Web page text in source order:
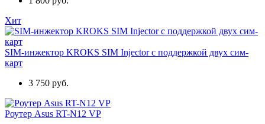
Хит
SIM-инжектор KROKS SIM Injector с поддержкой двух сим-
карт
3 750 руб.
Роутер Asus RT-N12 VP